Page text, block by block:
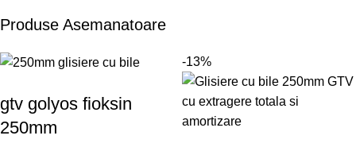
Produse Asemanatoare
gtv golyos fioksin
250mm
-13%